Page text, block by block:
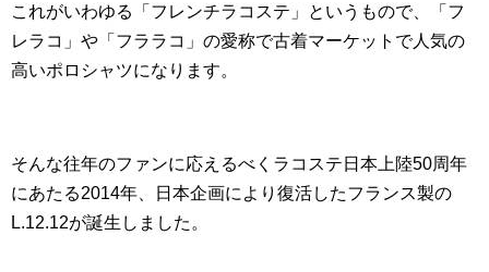
これがいわゆる「フレンチラコステ」というもので、「フ
レラコ」や「フララコ」の愛称で古着マーケットで人気の
高いポロシャツになります。
そんな往年のファンに応えるべくラコステ日本上陸50周年
にあたる2014年、日本企画により復活したフランス製の
L.12.12が誕生しました。